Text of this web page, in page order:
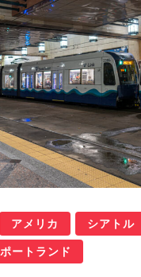
アメリカ シアトル
ポートランド